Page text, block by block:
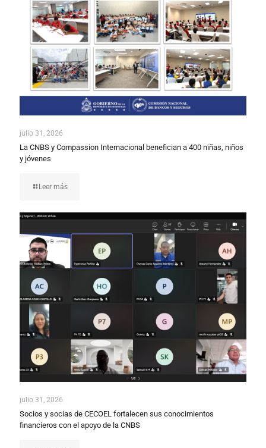
julio 31, 2026
La CNBS y Compassion Internacional benefician a 400 niñas, niños
y jóvenes
Leer más
julio 31, 2026
Socios y socias de CECOEL fortalecen sus conocimientos
financieros con el apoyo de la CNBS